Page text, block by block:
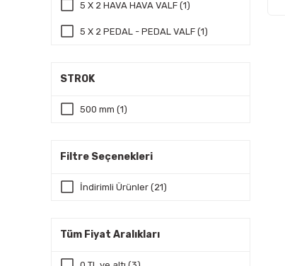
5 X 2 HAVA HAVA VALF (1)
5 X 2 PEDAL - PEDAL VALF (1)
STROK
500 mm (1)
Filtre Seçenekleri
İndirimli Ürünler (21)
Tüm Fiyat Aralıkları